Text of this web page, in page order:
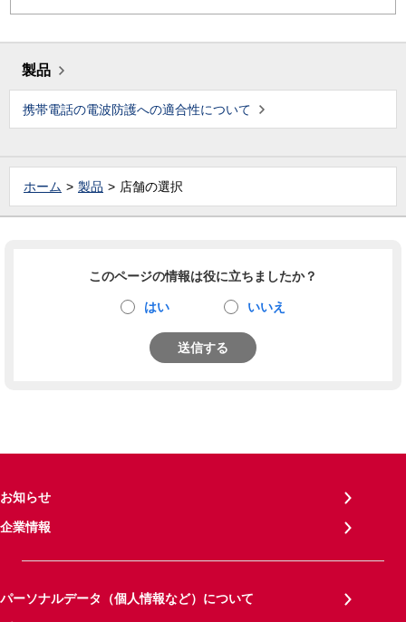
製品
携帯電話の電波防護への適合性について
ホーム 製品 店舗の選択
このページの情報は役に立ちましたか？
はい いいえ
送信する
お知らせ
企業情報
パーソナルデータ（個人情報など）について